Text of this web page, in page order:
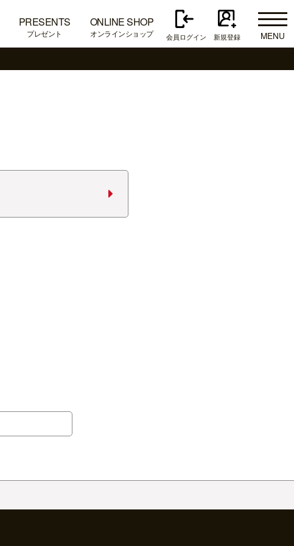
PRESENTS
プレゼント
ONLINE SHOP
オンラインショップ 会員ログイン 新規登録
MENU